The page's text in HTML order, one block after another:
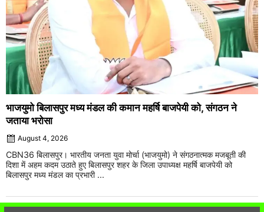
भाजयुमो बिलासपुर मध्य मंडल की कमान महर्षि बाजपेयी को, संगठन ने
जताया भरोसा
August 4, 2026
CBN36 बिलासपुर। भारतीय जनता युवा मोर्चा (भाजयुमो) ने संगठनात्मक मजबूती की
दिशा में अहम कदम उठाते हुए बिलासपुर शहर के जिला उपाध्यक्ष महर्षि बाजपेयी को
बिलासपुर मध्य मंडल का प्रभारी ...